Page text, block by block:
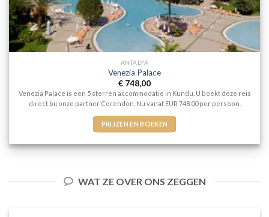
ANTALYA
Venezia Palace
€ 748,00
Venezia Palace is een 5 sterren accommodatie in Kundu. U boekt deze reis
direct bij onze partner Corendon. Nu vanaf EUR 748.00 per persoon.
PRIJZEN EN BOEKEN
WAT ZE OVER ONS ZEGGEN